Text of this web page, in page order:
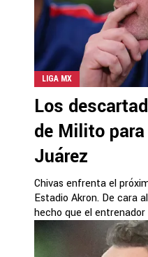
LIGA MX
Los
de Milito
Juárez
Chivas enfrenta el
Estadio Akron. De cara
hecho que el